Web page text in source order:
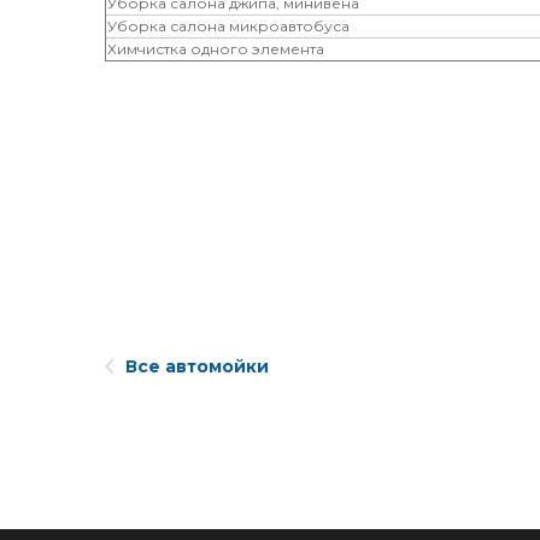
Уборка салона микроавтобуса
Химчистка одного элемента
Все автомойки